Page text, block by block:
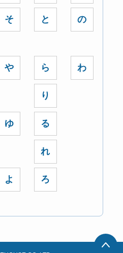
そ と の
や
ゆ
よ
ら
り
る
れ
ろ
わ